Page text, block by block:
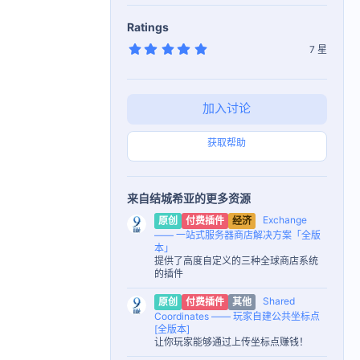
Ratings
5
0
7 星
加入讨论
获取帮助
来自结城希亚的更多资源
原创 付费插件 经济
Exchange
—— 一站式服务器商店解决方案「全版
本」
提供了高度自定义的三种全球商店系统
的插件
原创 付费插件 其他
Shared
Coordinates —— 玩家自建公共坐标点
[全版本]
让你玩家能够通过上传坐标点赚钱！